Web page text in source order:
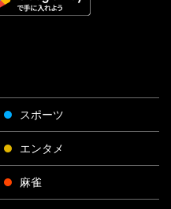
スポーツ
エンタメ
麻雀